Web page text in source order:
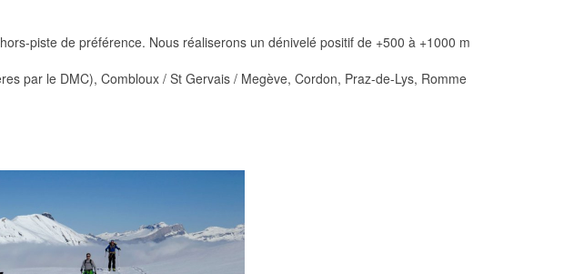
piste de préférence. Nous réaliserons un dénivelé positif de +500 à +1000 m
par le DMC), Combloux / St Gervais / Megève, Cordon, Praz-de-Lys, Romme